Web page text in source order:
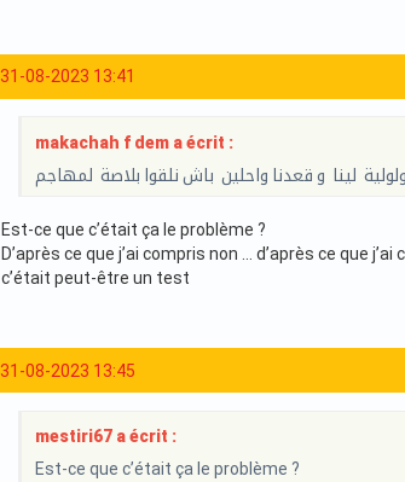
31-08-2023 13:41
makachah f dem a écrit :
لينا و قعدنا واحلين باش نلقوا بلاصة لمهاجم
Est-ce que c’était ça le problème ?
D’après ce que j’ai compris non … d’après ce que
c’était peut-être un test
31-08-2023 13:45
mestiri67 a écrit :
Est-ce que c’était ça le problème ?